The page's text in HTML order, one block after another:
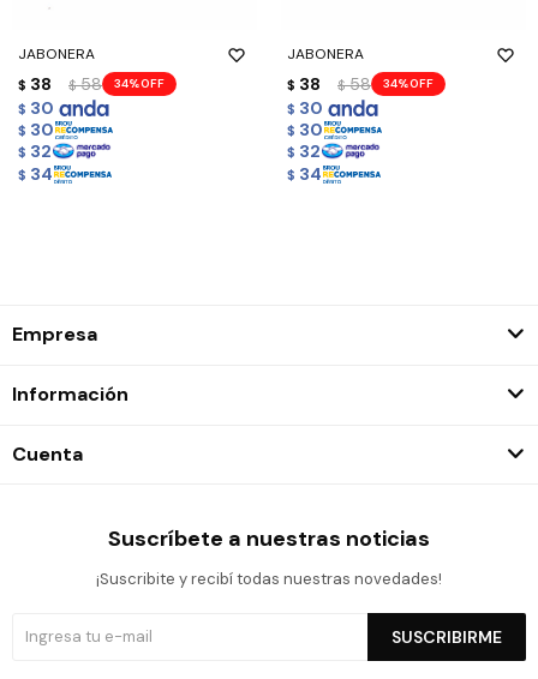
JABONERA
$ 38 $ 58 34
$ 30
$ 30
$ 32
$ 34
JABONERA
$ 38 $ 58 34
$ 30
$ 30
$ 32
$ 34
Empresa
Información
Cuenta
Suscríbete a nuestras noticias
¡Suscribite y recibí todas nuestras novedades!
SUSCRIBIRME